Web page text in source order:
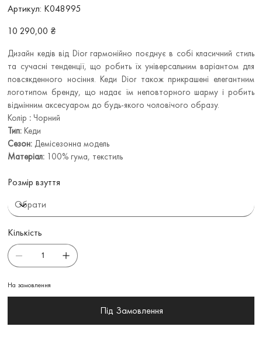
Артикул: Артикул
K048995
K048995
Ціна
10 290,00 ₴
Дизайн кедів від Dior гармонійно поєднує в собі класичний стиль
та сучасні тенденції, що робить їх універсальним варіантом для
повсякденного носіння. Кеди Dior також прикрашені елегантним
логотипом бренду, що надає їм неповторного шарму і робить
відмінним аксесуаром до будь-якого чоловічого образу.
Колір : Чорний
Тип: Кеди
Сезон: Демісезонна модель
Матеріал: 100% гума, текстиль
Розмір взуття
Кількість
На замовлення
Під Замовлення